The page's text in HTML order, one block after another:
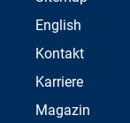
English
Kontakt
Karriere
Magazin